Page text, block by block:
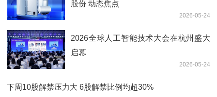
股份 动态焦点
2026-05-24
2026全球人工智能技术大会在杭州盛大
启幕
2026-05-24
下周10股解禁压力大 6股解禁比例均超30%